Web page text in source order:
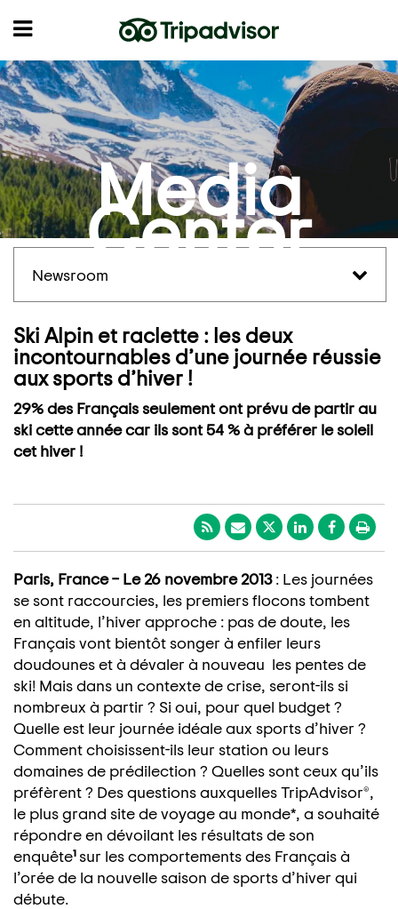
Media
Center
Newsroom
Ski Alpin et raclette : les deux
incontournables d’une journée réussie
aux sports d’hiver !
29% des Français seulement ont prévu de partir au
ski cette année car ils sont 54 % à préférer le soleil
cet hiver !
Paris, France – Le 26 novembre 2013: Les journées
se sont raccourcies, les premiers flocons tombent
en altitude, l’hiver approche : pas de doute, les
Français vont bientôt songer à enfiler leurs
doudounes et à dévaler à nouveau les pentes de
ski! Mais dans un contexte de crise, seront-ils si
nombreux à partir ? Si oui, pour quel budget ?
Quelle est leur journée idéale aux sports d’hiver ?
Comment choisissent-ils leur station ou leurs
domaines de prédilection ? Quelles sont ceux qu’ils
préfèrent ? Des questions auxquelles TripAdvisor®,
le plus grand site de voyage au monde*, a souhaité
répondre en dévoilant les résultats de son
enquête¹sur les comportements des Français à
l’orée de la nouvelle saison de sports d’hiver qui
débute.